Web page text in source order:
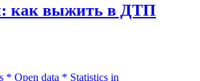
как выжить в ДТП
* Open data * Statistics in